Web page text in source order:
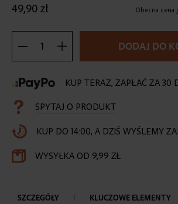
images
gallery
Obecna cena
49,90 zł
DODAJ DO
KUP TERAZ, ZAPŁAĆ ZA 30
SPYTAJ O PRODUKT
KUP DO 14:00, A DZIŚ WYŚLEMY
WYSYŁKA OD 9,99 ZŁ
SZCZEGÓŁY KLUCZOWE ELEMENTY